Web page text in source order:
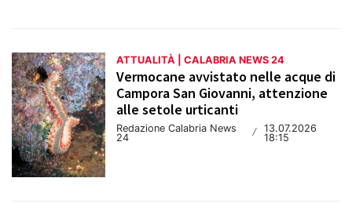
ATTUALITÀ | CALABRIA NEWS 24
Vermocane avvistato nelle acque di
Campora San Giovanni, attenzione
alle setole urticanti
Redazione Calabria News
24
/ 13.07.2026
18:15